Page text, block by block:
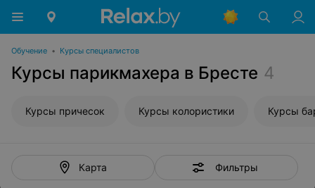
Обучение • Курсы специалистов
Курсы парикмахера в Бресте 4
Курсы причесок Курсы колористики Курсы
Карта Фильтры